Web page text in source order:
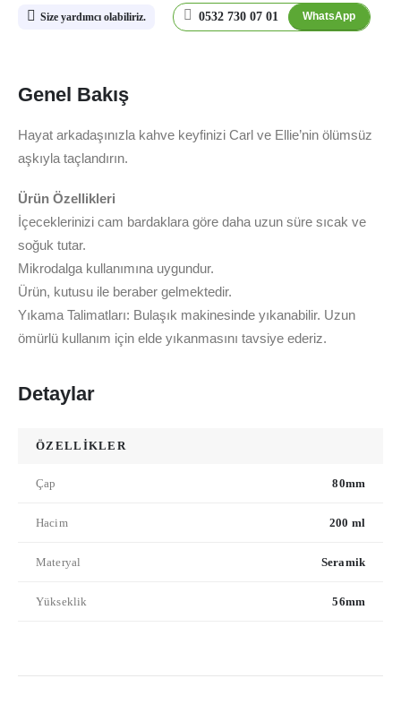
Size yardımcı olabiliriz. 0532 730 07 01 WhatsApp
Genel Bakış
Hayat arkadaşınızla kahve keyfinizi Carl ve Ellie’nin ölümsüz
aşkıyla taçlandırın.
Ürün Özellikleri
İçeceklerinizi cam bardaklara göre daha uzun süre sıcak ve
soğuk tutar.
Mikrodalga kullanımına uygundur.
Ürün, kutusu ile beraber gelmektedir.
Yıkama Talimatları: Bulaşık makinesinde yıkanabilir. Uzun
ömürlü kullanım için elde yıkanmasını tavsiye ederiz.
Detaylar
ÖZELLİKLER
Çap 80mm
Hacim 200 ml
Materyal Seramik
Yükseklik 56mm